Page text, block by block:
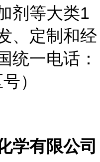
剂等大类1
、定制和经
统一电话：
）
学有限公司